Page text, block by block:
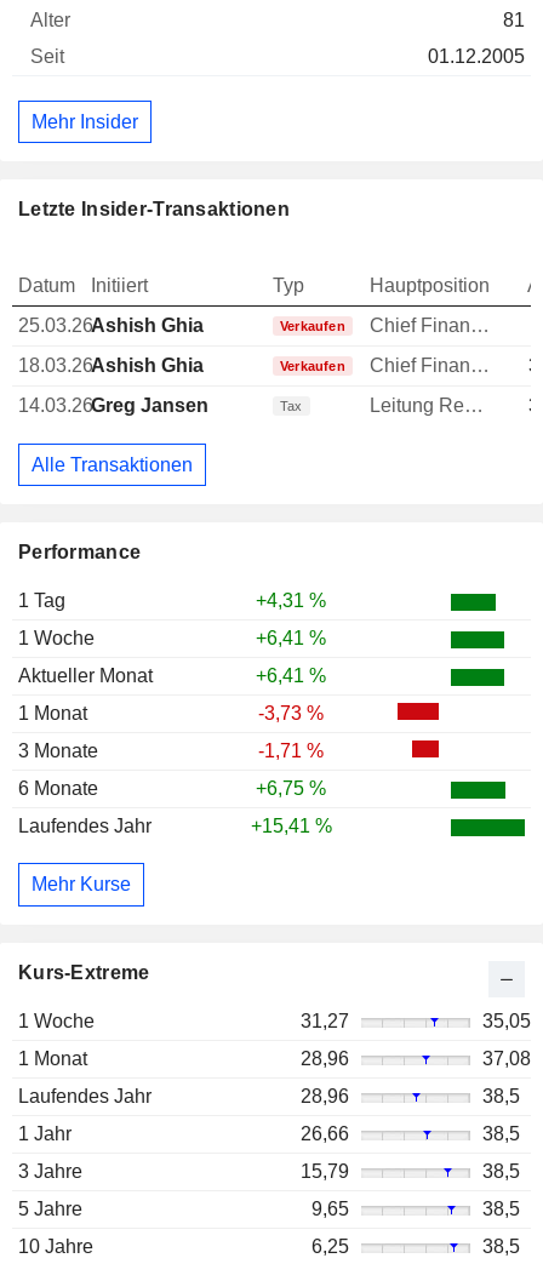
Performance
1 Tag
+4,31 %
1 Woche
+6,41 %
Aktueller Monat
+6,41 %
1 Monat
-3,73 %
3 Monate
-1,71 %
6 Monate
+6,75 %
Laufendes Jahr
+15,41 %
Mehr Kurse
Kurs-Extreme
1 Woche 31,27
35,05
1 Monat
28,96
37,08
Laufendes Jahr
28,96
38,5
1 Jahr
26,66
38,5
3 Jahre
15,79
38,5
5 Jahre
9,65
38,5
10 Jahre
6,25 38,5
81
01.12.2005
Mehr Insider
Letzte Insider-Transaktionen
Datum Initiiert Typ Hauptposition
25.03.26Ashish Ghia Verkaufen Chief Financial Officer (CFO)
18.03.26Ashish Ghia Verkaufen Chief Financial Officer (CFO)
14.03.26Greg Jansen Tax Leitung Rechtsabteilung
Alle Transaktionen